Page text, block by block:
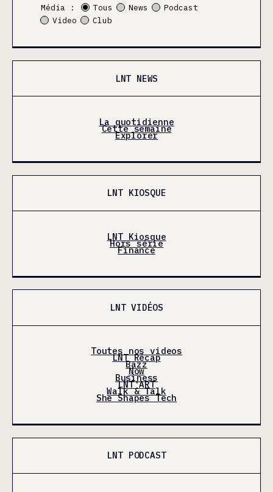
Média : Tous News
Podcast
Video
Club
LNT NEWS
La quotidienne
Cette semaine
Explorer
LNT KIOSQUE
LNT Kiosque
Hors série
Finance
LNT VIDÉOS
Toutes nos videos
LNT Récap
Bazz
Now
Business
LNT'ART
Walk & Talk
She Shapes Tech
LNT PODCAST